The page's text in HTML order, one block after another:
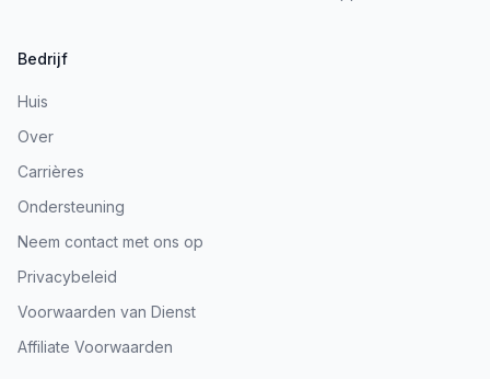
Bedrijf
Huis
Over
Carrières
Ondersteuning
Neem contact met ons op
Privacybeleid
Voorwaarden van Dienst
Affiliate Voorwaarden